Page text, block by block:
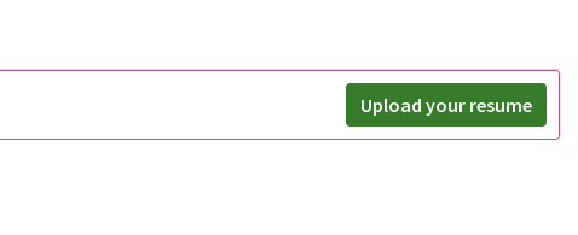
Upload your resume